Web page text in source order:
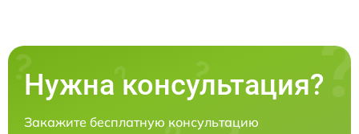
Нужна консультация?
Закажите бесплатную консультацию